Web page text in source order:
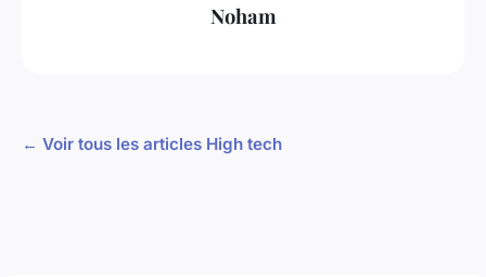
Noham
← Voir tous les articles High tech